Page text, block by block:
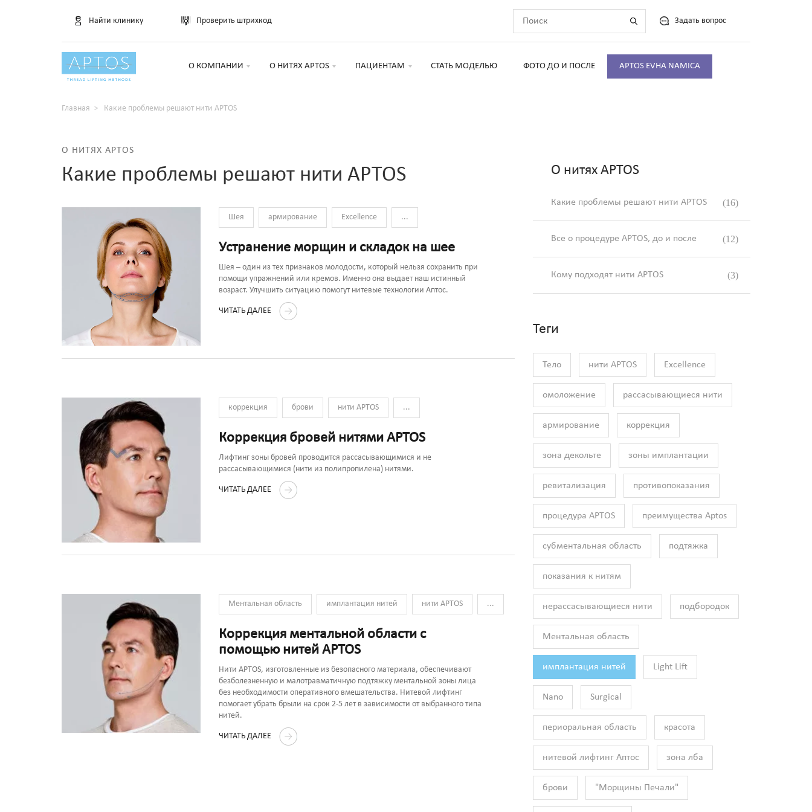
Найти клинику Проверить штрихкод Задать вопрос
О КОМПАНИИ О НИТЯХ APTOS ПАЦИЕНТАМ СТАТЬ МОДЕЛЬЮ ФОТО ДО И ПОСЛЕ APTOS EVHA NAMICA
Главная Какие проблемы решают нити APTOS
О НИТЯХ APTOS
Какие проблемы решают нити APTOS
Шея армирование Excellence ...
Устранение морщин и складок на шее
Шея – один из тех признаков молодости, который нельзя сохранить при
помощи упражнений или кремов. Именно она выдает наш истинный
возраст. Улучшить ситуацию помогут нитевые технологии Аптос.
ЧИТАТЬ ДАЛЕЕ
коррекция брови нити APTOS ...
Коррекция бровей нитями APTOS
Лифтинг зоны бровей проводится рассасывающимися и не
рассасывающимися (нити из полипропилена) нитями.
ЧИТАТЬ ДАЛЕЕ
Ментальная область имплантация нитей нити APTOS ...
Коррекция ментальной области с
помощью нитей APTOS
Нити APTOS, изготовленные из безопасного материала, обеспечивают
безболезненную и малотравматичную подтяжку ментальной зоны лица
без необходимости оперативного вмешательства. Нитевой лифтинг
помогает убрать брыли на срок 2-5 лет в зависимости от выбранного типа
нитей.
ЧИТАТЬ ДАЛЕЕ
О нитях APTOS
Какие проблемы решают нити APTOS (16)
Все о процедуре APTOS, до и после (12)
Кому подходят нити APTOS (3)
Теги
Тело нити APTOS Excellence
омоложение рассасывающиеся нити
армирование коррекция
зона декольте зоны имплантации
ревитализация противопоказания
процедура APTOS преимущества Aptos
субментальная область подтяжка
показания к нитям
нерассасывающиеся нити подбородок
Ментальная область
имплантация нитей Light Lift
Nano Surgical
периоральная область красота
нитевой лифтинг Аптос зона лба
брови "Морщины Печали"